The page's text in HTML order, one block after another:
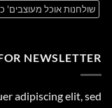
שולחנות אוכל מעוצבים'
NEWSLETTER
adipiscing elit, sed